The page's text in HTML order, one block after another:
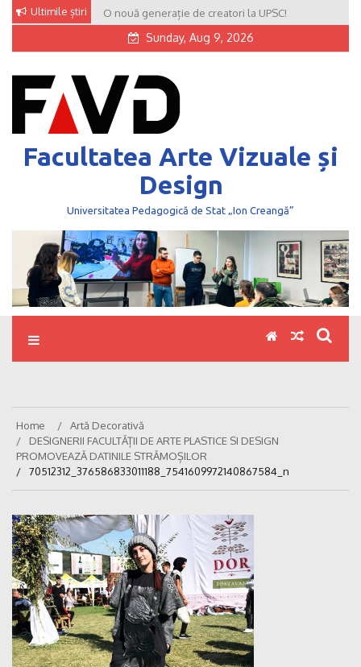
Skip
content
Ultimile știri O nouă generație de creatori la UPSC!
Sunday, Aug 9, 2026
Facultatea Arte Vizuale și
Design
Universitatea Pedagogică de Stat „Ion Creangă”
Home
Artă Decorativă
DESIGNERII FACULTĂȚII DE ARTE PLASTICE SI DESIGN
PROMOVEAZĂ DATINILE STRĂMOȘILOR
70512312_376586833011188_7541609972140867584_n